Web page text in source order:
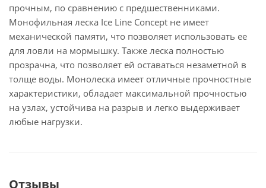
прочным, по сравнению с предшественниками.
Монофильная леска Ice Line Concept не имеет
механической памяти, что позволяет использовать ее
для ловли на мормышку. Также леска полностью
прозрачна, что позволяет ей оставаться незаметной в
толще воды. Монолеска имеет отличные прочностные
характеристики, обладает максимальной прочностью
на узлах, устойчива на разрыв и легко выдерживает
любые нагрузки.
Отзывы